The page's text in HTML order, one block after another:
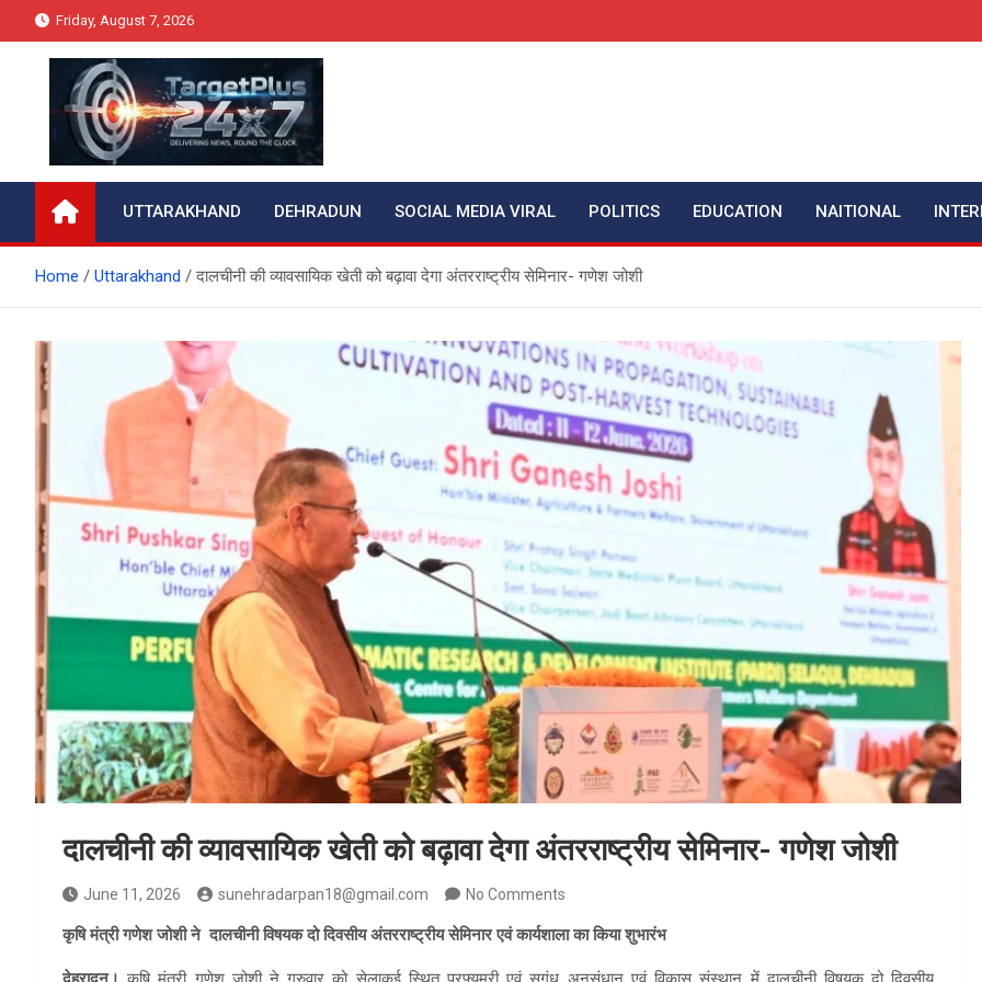
to
Friday, August 7, 2026
Target Plus 24×7
UTTARAKHAND DEHRADUN SOCIAL MEDIA VIRAL POLITICS EDUCATION NAITIONAL
Home Uttarakhand दालचीनी की व्यावसायिक खेती को बढ़ावा देगा अंतरराष्ट्रीय सेमिनार- गणेश जोशी
दालचीनी की व्यावसायिक खेती को बढ़ावा देगा अंतरराष्ट्रीय सेमिनार- गणेश जोशी
June 11, 2026 sunehradarpan18@gmail.com No Comments
कृषि मंत्री गणेश जोशी ने दालचीनी विषयक दो दिवसीय अंतरराष्ट्रीय सेमिनार एवं कार्यशाला का किया शुभारंभ